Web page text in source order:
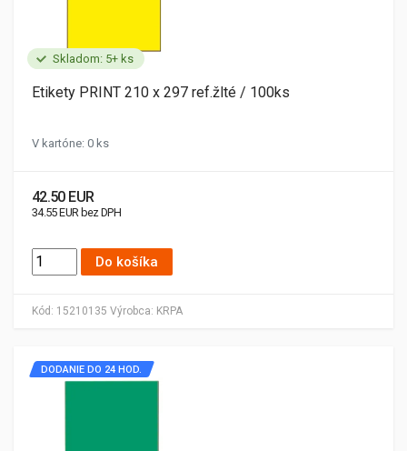
Skladom: 5+ ks
Kód: 15210135 Výrobca: KRPA
Etikety PRINT 210 x 297 ref.žlté / 100ks
V kartóne: 0 ks
42.50 EUR
34.55 EUR bez DPH
Do košíka
DODANIE DO 24 HOD.